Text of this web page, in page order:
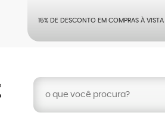
15% DE DESCONTO EM COMPRAS À VISTA